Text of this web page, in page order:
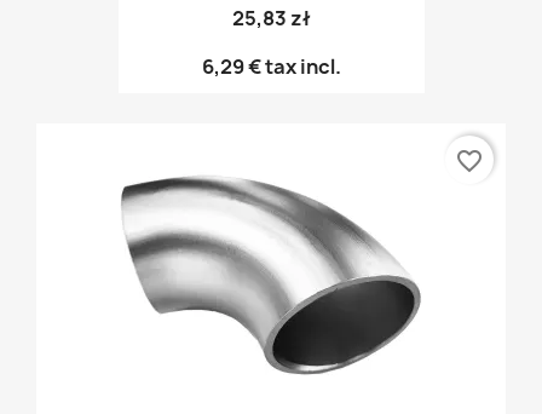
25,83 zł
6,29 €tax incl.
favorite_border